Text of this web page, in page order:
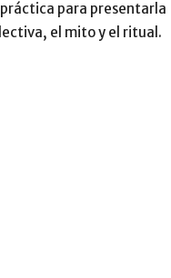
para presentarla
el mito y el ritual.